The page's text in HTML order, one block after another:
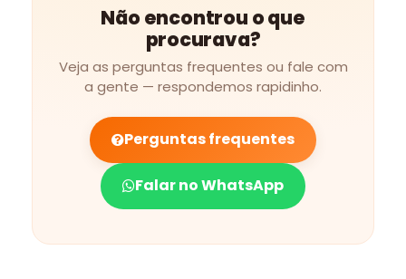
Não encontrou o que
procurava?
Veja as perguntas frequentes ou fale com
a gente — respondemos rapidinho.
Perguntas frequentes
Falar no WhatsApp